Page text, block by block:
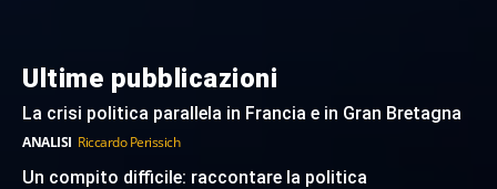
Ultime pubblicazioni
La crisi politica parallela in Francia e in Gran Bretagna
ANALISI Riccardo Perissich
Un compito difficile: raccontare la politica